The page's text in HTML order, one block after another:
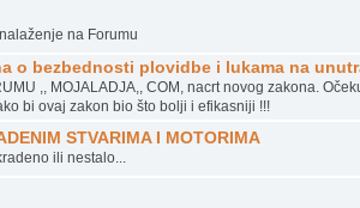
na Forumu
o bezbednosti plovidbe i lukama na
,, MOJALADJA,, COM, nacrt novog zakona.
bi ovaj zakon bio što bolji i efikasniji !!!
STVARIMA I MOTORIMA
ili nestalo...